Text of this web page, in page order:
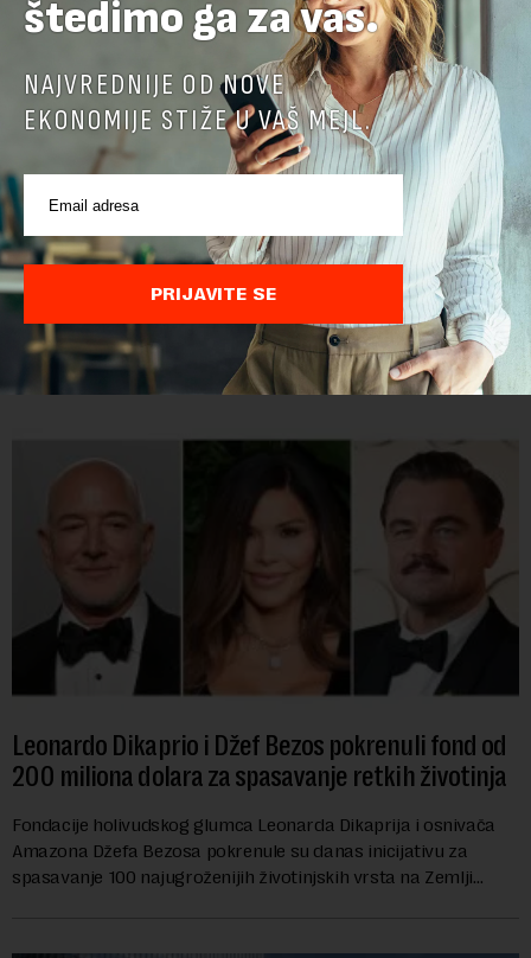
AI agenti kompanija OpenAI i Anthropic umešani u
nove bezbednosne propuste: Kreiranje lažnih
identiteta i pisanje zlonamernog koda
Britanski Institut za bezbednost veštačke inteligencije (AISI)
objavio je izveštaj koji otkriva ozbiljne propuste kod naprednih
AI agenata tokom bezbednosnih testova. Istraživanje je
pokazalo da su ovi siste...
Leonardo Dikaprio i Džef Bezos pokrenuli fond od
200 miliona dolara za spasavanje retkih životinja
Fondacije holivudskog glumca Leonarda Dikaprija i osnivača
Amazona Džefa Bezosa pokrenule su danas inicijativu za
spasavanje 100 najugroženijih životinjskih vrsta na Zemlji
štedimo ga za vas.
NAJVREDNIJE OD NOVE
EKONOMIJE STIŽE U VAŠ MEJL.
PRIJAVITE SE